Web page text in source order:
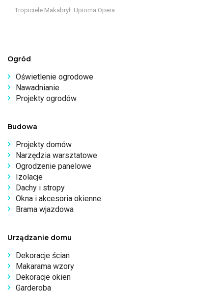
Tropiciele Makabrył: Upiorna Opera
Ogród
Oświetlenie ogrodowe
Nawadnianie
Projekty ogrodów
Budowa
Projekty domów
Narzędzia warsztatowe
Ogrodzenie panelowe
Izolacje
Dachy i stropy
Okna i akcesoria okienne
Brama wjazdowa
Urządzanie domu
Dekoracje ścian
Makarama wzory
Dekoracje okien
Garderoba